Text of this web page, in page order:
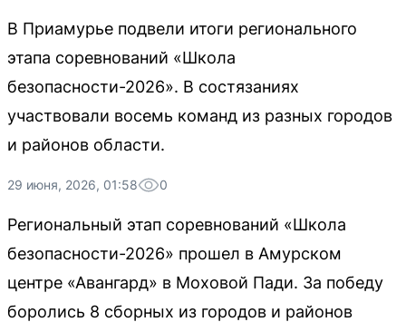
В Приамурье подвели итоги регионального
этапа соревнований «Школа
безопасности-2026». В состязаниях
участвовали восемь команд из разных городов
и районов области.
29 июня, 2026, 01:58 0
Региональный этап соревнований «Школа
безопасности-2026» прошел в Амурском
центре «Авангард» в Моховой Пади. За победу
боролись 8 сборных из городов и районов